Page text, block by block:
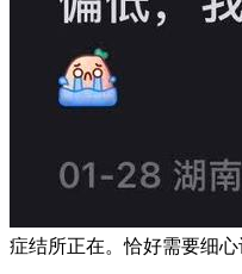
症结所正在。恰好需要细心